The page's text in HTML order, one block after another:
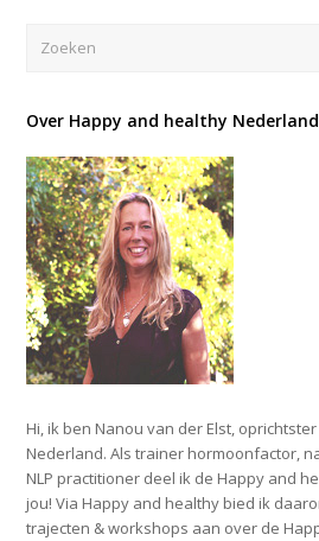
Over Happy and healthy Nederland
Hi, ik ben Nanou van der Elst,
Nederland. Als trainer hormoonfactor,
NLP practitioner deel ik de Happy and
jou! Via Happy and healthy bied ik
trajecten & workshops aan over de